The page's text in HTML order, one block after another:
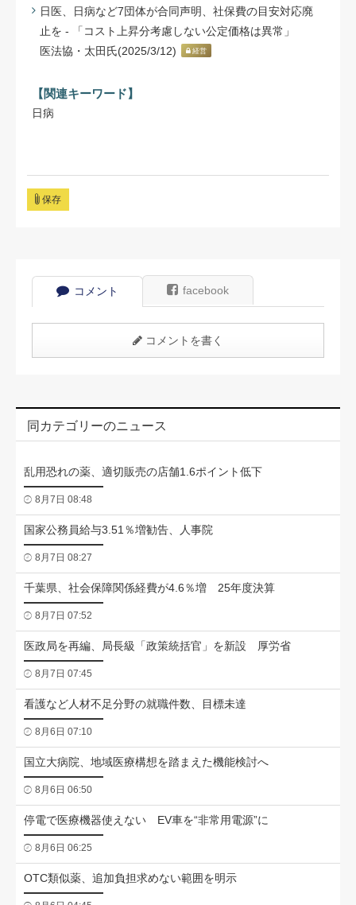
日医、日病など7団体が合同声明、社保費の目安対応廃
止を - 「コスト上昇分考慮しない公定価格は異常」
医法協・太田氏(2025/3/12)
経営
【関連キーワード】
日病
保存
コメント facebook
コメントを書く
同カテゴリーのニュース
乱用恐れの薬、適切販売の店舗1.6ポイント低下
8月7日 08:48
国家公務員給与3.51％増勧告、人事院
8月7日 08:27
千葉県、社会保障関係経費が4.6％増 25年度決算
8月7日 07:52
医政局を再編、局長級「政策統括官」を新設 厚労省
8月7日 07:45
看護など人材不足分野の就職件数、目標未達
8月6日 07:10
国立大病院、地域医療構想を踏まえた機能検討へ
8月6日 06:50
停電で医療機器使えない EV車を“非常用電源”に
8月6日 06:25
OTC類似薬、追加負担求めない範囲を明示